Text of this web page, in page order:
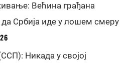
Већина грађана
Србија иде у лошем смеру
Никада у својој